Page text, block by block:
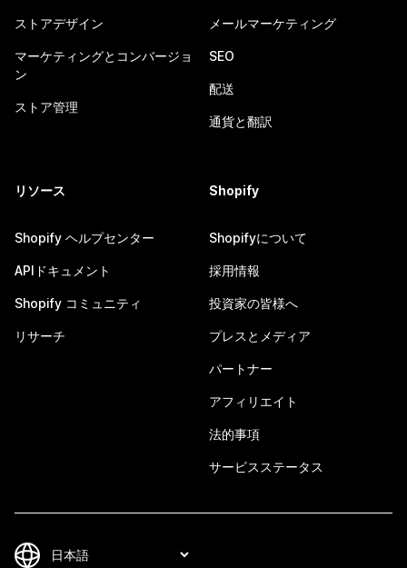
ストアデザイン
マーケティングとコンバージョ
ン
ストア管理
メールマーケティング
SEO
配送
通貨と翻訳
リソース
Shopify ヘルプセンター
APIドキュメント
Shopify コミュニティ
リサーチ
Shopify
Shopifyについて
採用情報
投資家の皆様へ
プレスとメディア
パートナー
アフィリエイト
法的事項
サービスステータス